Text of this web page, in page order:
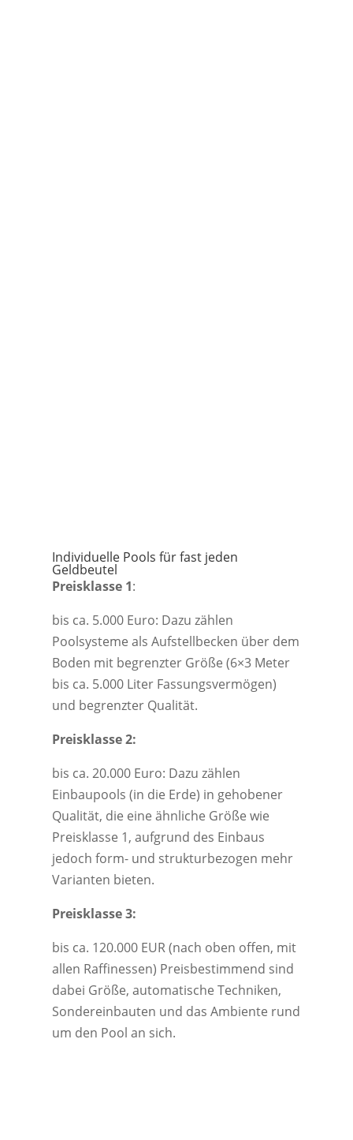
Individuelle Pools für fast jeden
Geldbeutel
Preisklasse 1:
bis ca. 5.000 Euro: Dazu zählen
Poolsysteme als Aufstellbecken über dem
Boden mit begrenzter Größe (6×3 Meter
bis ca. 5.000 Liter Fassungsvermögen)
und begrenzter Qualität.
Preisklasse 2:
bis ca. 20.000 Euro: Dazu zählen
Einbaupools (in die Erde) in gehobener
Qualität, die eine ähnliche Größe wie
Preisklasse 1, aufgrund des Einbaus
jedoch form- und strukturbezogen mehr
Varianten bieten.
Preisklasse 3:
bis ca. 120.000 EUR (nach oben offen, mit
allen Raffinessen) Preisbestimmend sind
dabei Größe, automatische Techniken,
Sondereinbauten und das Ambiente rund
um den Pool an sich.